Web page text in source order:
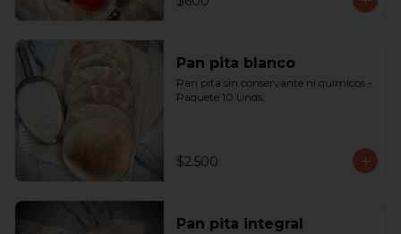
Pan pita blanco
Pan pita sin conservante ni químicos -
Paquete 10 Unds.
$2.500
Pan pita integral